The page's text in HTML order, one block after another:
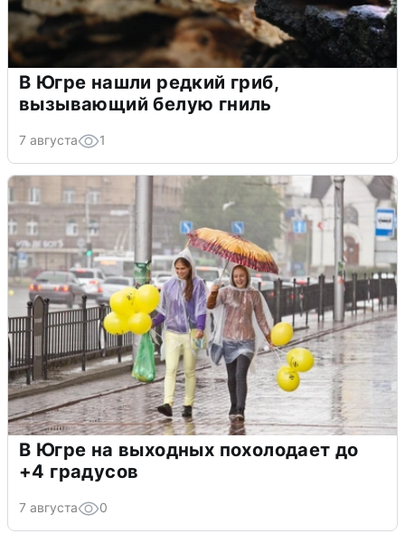
В Югре нашли редкий гриб,
вызывающий белую гниль
7 августа 1
В Югре на выходных похолодает до
+4 градусов
7 августа 0